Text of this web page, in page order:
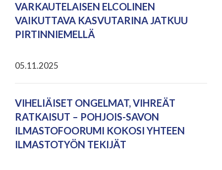
VARKAUTELAISEN ELCOLINEN
VAIKUTTAVA KASVUTARINA JATKUU
PIRTINNIEMELLÄ
05.11.2025
VIHELIÄISET ONGELMAT, VIHREÄT
RATKAISUT – POHJOIS-SAVON
ILMASTOFOORUMI KOKOSI YHTEEN
ILMASTOTYÖN TEKIJÄT